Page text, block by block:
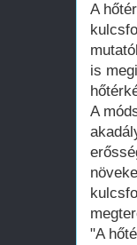
A
is
A
"A